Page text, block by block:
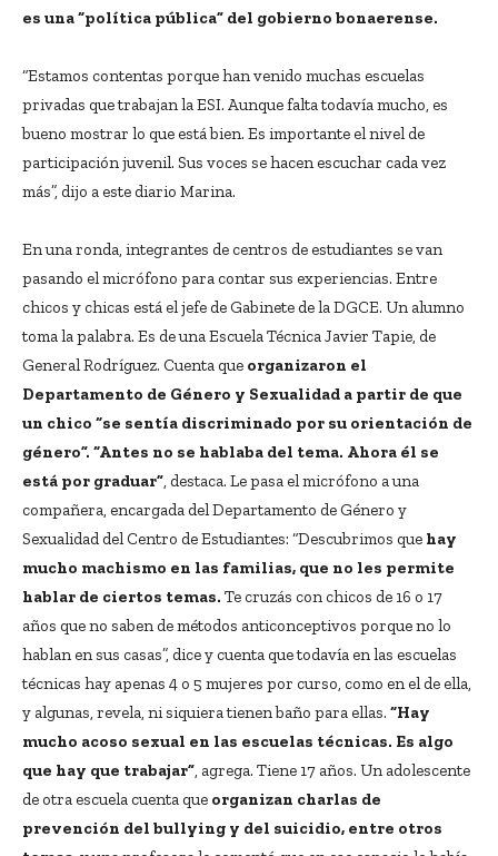
es una “política pública” del gobierno bonaerense.
“Estamos contentas porque han venido muchas escuelas
privadas que trabajan la ESI. Aunque falta todavía mucho, es
bueno mostrar lo que está bien. Es importante el nivel de
participación juvenil. Sus voces se hacen escuchar cada vez
más”, dijo a este diario Marina.
En una ronda, integrantes de centros de estudiantes se van
pasando el micrófono para contar sus experiencias. Entre
chicos y chicas está el jefe de Gabinete de la DGCE. Un alumno
toma la palabra. Es de una Escuela Técnica Javier Tapie, de
General Rodríguez. Cuenta que organizaron el
Departamento de Género y Sexualidad a partir de que
un chico “se sentía discriminado por su orientación de
género”. “Antes no se hablaba del tema. Ahora él se
está por graduar”, destaca. Le pasa el micrófono a una
compañera, encargada del Departamento de Género y
Sexualidad del Centro de Estudiantes: “Descubrimos que hay
mucho machismo en las familias, que no les permite
hablar de ciertos temas. Te cruzás con chicos de 16 o 17
años que no saben de métodos anticonceptivos porque no lo
hablan en sus casas”, dice y cuenta que todavía en las escuelas
técnicas hay apenas 4 o 5 mujeres por curso, como en el de ella,
y algunas, revela, ni siquiera tienen baño para ellas. “Hay
mucho acoso sexual en las escuelas técnicas. Es algo
que hay que trabajar”, agrega. Tiene 17 años. Un adolescente
de otra escuela cuenta que organizan charlas de
prevención del bullying y del suicidio, entre otros